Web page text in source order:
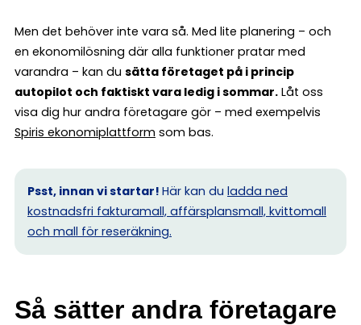
Men det behöver inte vara så. Med lite planering – och
en ekonomilösning där alla funktioner pratar med
varandra – kan du sätta företaget på i princip
autopilot och faktiskt vara ledig i sommar. Låt oss
visa dig hur andra företagare gör – med exempelvis
Spiris ekonomiplattform som bas.
Psst, innan vi startar! Här kan du ladda ned
kostnadsfri fakturamall, affärsplansmall, kvittomall
och mall för reseräkning.
Så sätter andra företagare